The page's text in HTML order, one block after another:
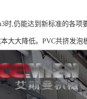
时,仍能达到新标准的各
大大降低。PVC共挤发泡